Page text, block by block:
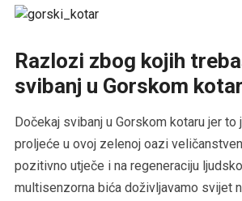
Razlozi zbog kojih
svibanj u Gorskom
Dočekaj svibanj u Gorskom kotaru jer
proljeće u ovoj zelenoj oazi
pozitivno utječe i na regeneraciju
multisenzorna bića doživljavamo svijet